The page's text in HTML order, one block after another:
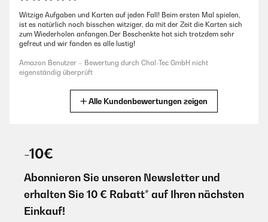
Witzige Aufgaben und Karten auf jeden Fall! Beim ersten Mal spielen,
ist es natürlich noch bisschen witziger, da mit der Zeit die Karten sich
zum Wiederholen anfangen.Der Beschenkte hat sich trotzdem sehr
gefreut und wir fanden es alle lustig!
Amazon Benutzer – Bewertung durch Chal-Tec GmbH nicht
eigenständig überprüft
Amazon Benutzer – Bewertung durch Chal-Tec GmbH nicht
17/11/2025
Ist ein lustiges Trinkspiel.War ein Geburtstagsgeschenk an jemanden, er
Alle Kundenbewertungen zeigen
-10€
Abonnieren Sie unseren Newsletter und
erhalten Sie 10 € Rabatt* auf Ihren nächsten
Einkauf!